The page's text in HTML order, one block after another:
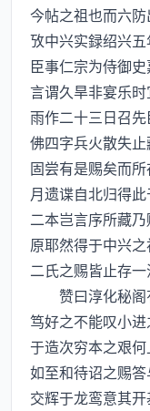
今帖之祖也而六
攷中兴实録绍兴
臣事仁宗为侍御
言谓久旱非宴乐
雨作二十三日召
佛四字兵火散失
固尝有是赐矣而
月遗谍自北归得
二本岂言序所藏
原耶然得于中兴
二氏之赐皆止存
赞曰淳化秘阁
笃好之不能叹小
于造次穷本之艰
如至和待诏之赐
交辉于龙鸾意其